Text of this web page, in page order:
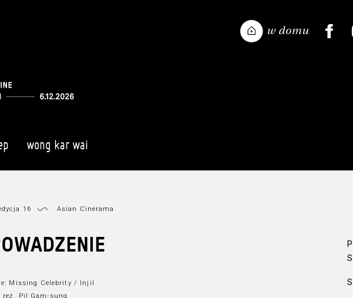
wong kar wai
16 Asian Cinerama
Missing Celebrity / Injil
reż. Pil Gam-sung